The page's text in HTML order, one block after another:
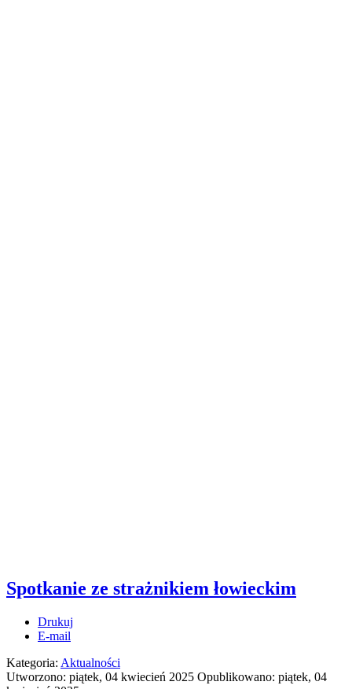
Spotkanie ze strażnikiem łowieckim
Drukuj
E-mail
Kategoria: Aktualności
Utworzono: piątek, 04 kwiecień 2025 Opublikowano: piątek, 04